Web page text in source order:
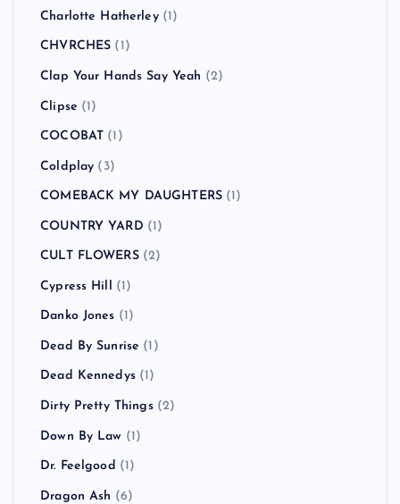
Charlotte Hatherley(1)
CHVRCHES (1)
Clap Your Hands Say Yeah (2)
Clipse (1)
COCOBAT (1)
Coldplay (3)
COMEBACK MY DAUGHTERS (1)
COUNTRY YARD (1)
CULT FLOWERS(2)
Cypress Hill (1)
Danko Jones (1)
Dead By Sunrise (1)
Dead Kennedys(1)
Dirty Pretty Things(2)
Down By Law (1)
Dr. Feelgood (1)
Dragon Ash (6)